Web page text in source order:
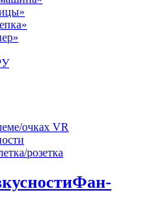
очках VR
розетка
Фан-